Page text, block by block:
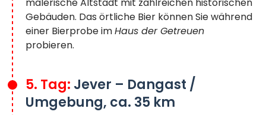
Gebäuden. Das örtliche Bier können Sie während
einer Bierprobe imHaus der Getreuen
probieren.
5. Tag: Jever – Dangast /
Umgebung, ca. 35 km